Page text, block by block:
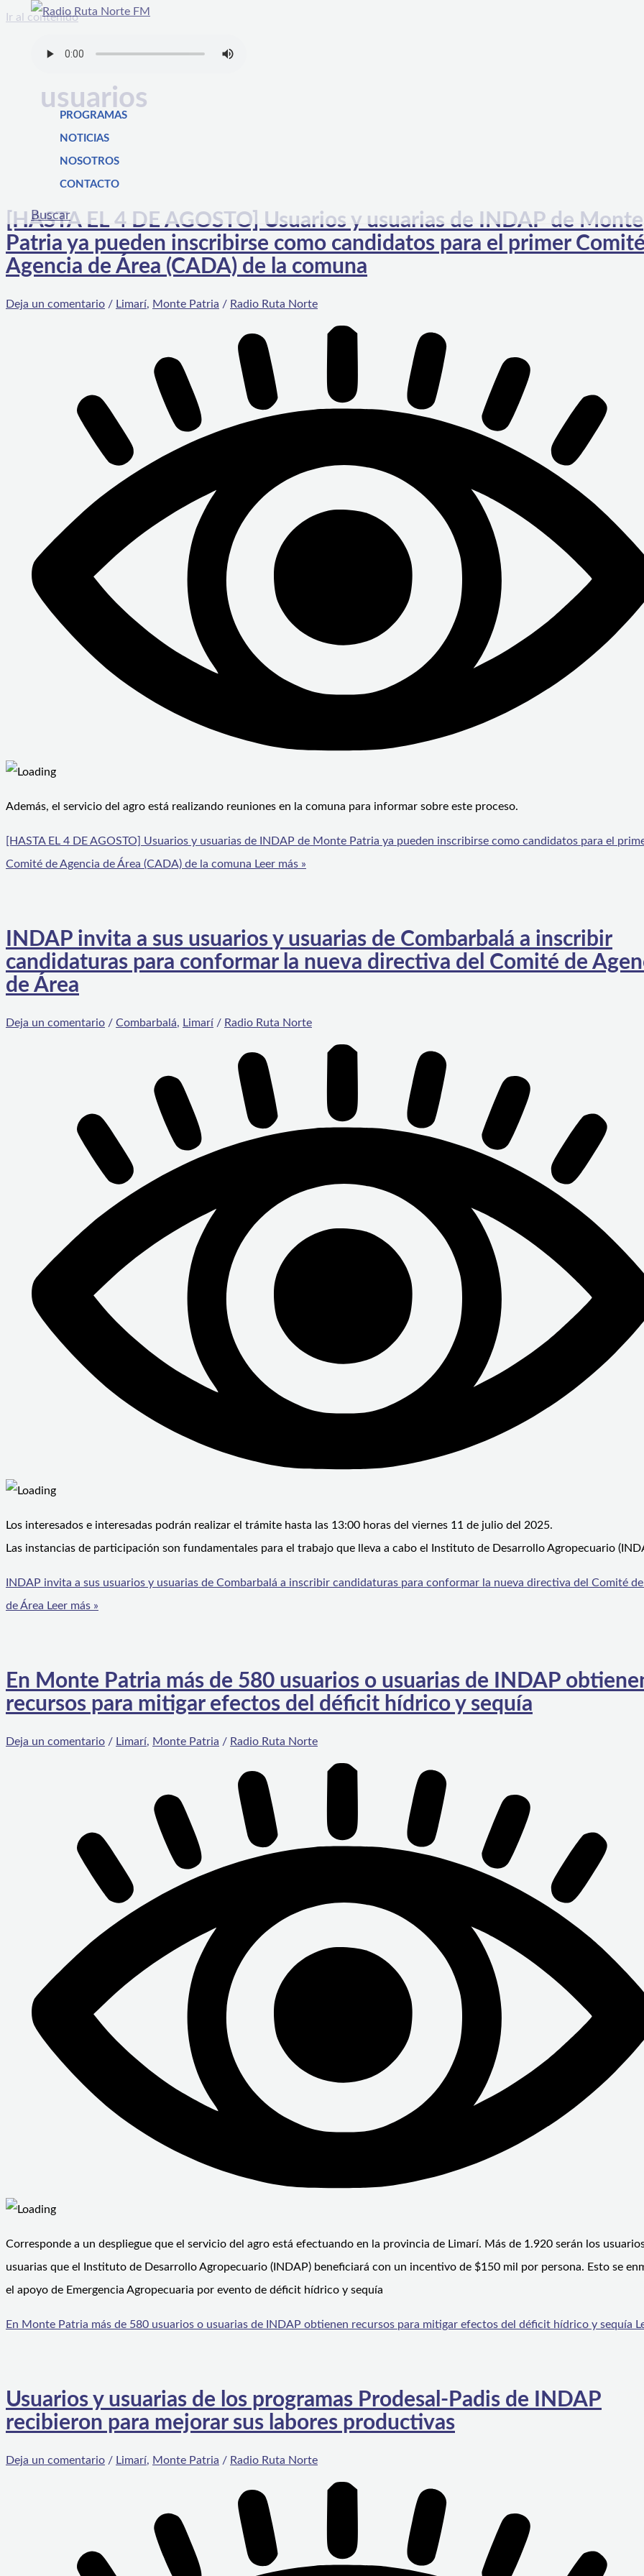
Ir al contenido
PROGRAMAS
NOTICIAS
NOSOTROS
CONTACTO
Buscar
usuarios
[HASTA EL 4 DE AGOSTO] Usuarios y usuarias de INDAP de Monte
Patria ya pueden inscribirse como candidatos para el primer
Agencia de Área (CADA) de la comuna
Deja un comentario / Limarí, Monte Patria / Radio Ruta Norte
Además, el servicio del agro está realizando reuniones en la comuna para informar sobre este proceso.
[HASTA EL 4 DE AGOSTO] Usuarios y usuarias de INDAP de Monte Patria ya pueden inscribirse como candidatos para el
Comité de Agencia de Área (CADA) de la comuna Leer más »
INDAP invita a sus usuarios y usuarias de Combarbalá a inscribir
candidaturas para conformar la nueva directiva del Comité de
de Área
Deja un comentario / Combarbalá, Limarí / Radio Ruta Norte
Los interesados e interesadas podrán realizar el trámite hasta las 13:00 horas del viernes 11 de julio del 2025.
Las instancias de participación son fundamentales para el trabajo que lleva a cabo el Instituto de Desarrollo Agropecuario
INDAP invita a sus usuarios y usuarias de Combarbalá a inscribir candidaturas para conformar la nueva directiva del Comité
de Área Leer más »
En Monte Patria más de 580 usuarios o usuarias de INDAP
recursos para mitigar efectos del déficit hídrico y sequía
Deja un comentario / Limarí, Monte Patria / Radio Ruta Norte
Corresponde a un despliegue que el servicio del agro está efectuando en la provincia de Limarí. Más de 1.920 serán los
usuarias que el Instituto de Desarrollo Agropecuario (INDAP) beneficiará con un incentivo de $150 mil por persona. Esto se
el apoyo de Emergencia Agropecuaria por evento de déficit hídrico y sequía
En Monte Patria más de 580 usuarios o usuarias de INDAP obtienen recursos para mitigar efectos del déficit hídrico y sequía
Usuarios y usuarias de los programas Prodesal-Padis de INDAP
recibieron para mejorar sus labores productivas
Deja un comentario / Limarí, Monte Patria / Radio Ruta Norte